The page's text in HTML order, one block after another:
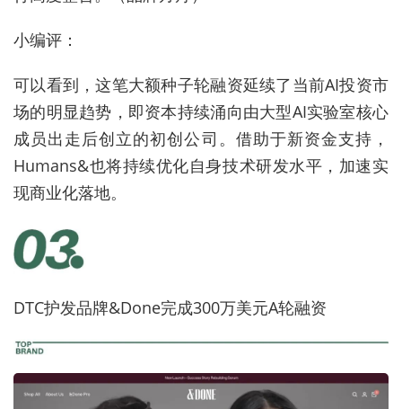
小编评：
可以看到，这笔大额种子轮融资延续了当前AI投资市
场的明显趋势，即资本持续涌向由大型AI实验室核心
成员出走后创立的初创公司。借助于新资金支持，
Humans&也将持续优化自身技术研发水平，加速实
现商业化落地。
DTC护发品牌&Done完成300万美元A轮融资